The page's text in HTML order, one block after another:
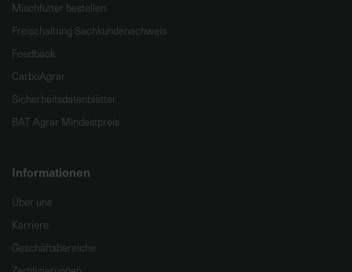
Mischfutter bestellen
Freischaltung Sachkundenachweis
Feedback
CarboAgrar
Sicherheitsdatenblätter
BAT Agrar Mindestpreis
Informationen
Über uns
Karriere
Geschäftsbereiche